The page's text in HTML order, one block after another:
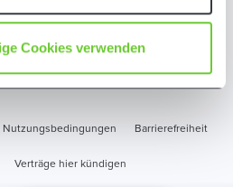
Cookies verwenden
Nutzungsbedingungen Barrierefreiheit
Verträge hier kündigen